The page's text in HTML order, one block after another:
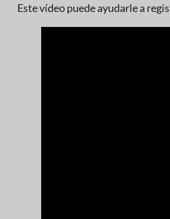
Este vídeo puede ayudarle a